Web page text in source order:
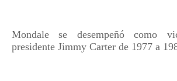
Mondale se desempeñó como
presidente Jimmy Carter de 1977 a